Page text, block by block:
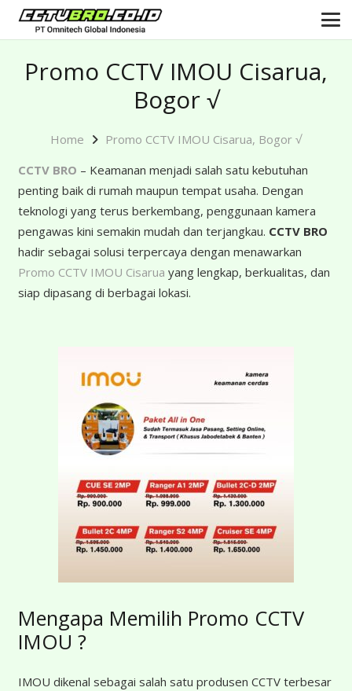
Promo CCTV IMOU Cisarua,
Bogor √
Home
Promo CCTV IMOU Cisarua, Bogor √
CCTV BRO – Keamanan menjadi salah satu kebutuhan
penting baik di rumah maupun tempat usaha. Dengan
teknologi yang terus berkembang, penggunaan kamera
pengawas kini semakin mudah dan terjangkau. CCTV BRO
hadir sebagai solusi terpercaya dengan menawarkan
Promo CCTV IMOU Cisarua yang lengkap, berkualitas, dan
siap dipasang di berbagai lokasi.
Mengapa Memilih Promo CCTV
IMOU ?
IMOU dikenal sebagai salah satu produsen CCTV terbesar